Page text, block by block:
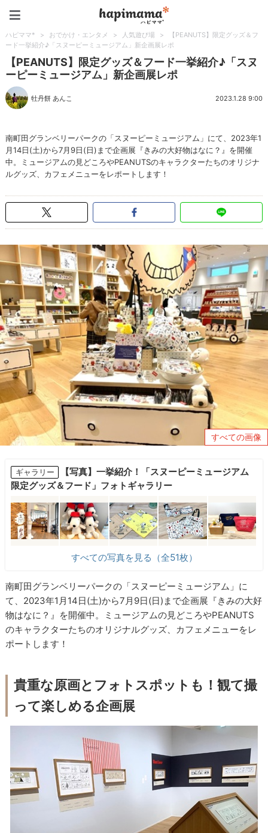
ハピママ* > おでかけ・エンタメ > 人気遊び場 >
【PEANUTS】限定グッズ＆フ
ード一挙紹介♪「スヌーピーミュージアム」新企画展レポ
【PEANUTS】限定グッズ＆フード一挙紹介♪「スヌ
ーピーミュージアム」新企画展レポ
牡丹餅 あんこ 2023.1.28 9:00
南町田グランベリーパークの「スヌーピーミュージアム」にて、2023年1
月14日(土)から7月9日(日)まで企画展『きみの大好物はなに？』を開催
中。ミュージアムの見どころやPEANUTSのキャラクターたちのオリジナ
ルグッズ、カフェメニューをレポートします！
すべての画像
ギャラリー
【写真】一挙紹介！「スヌーピーミュージアム
限定グッズ＆フード」フォトギャラリー
すべての写真を見る（全51枚）
南町田グランベリーパークの「スヌーピーミュージアム」に
て、2023年1月14日(土)から7月9日(日)まで企画展『きみの大好
物はなに？』を開催中。ミュージアムの見どころやPEANUTS
のキャラクターたちのオリジナルグッズ、カフェメニューをレ
ポートします！
貴重な原画とフォトスポットも！観て撮
って楽しめる企画展